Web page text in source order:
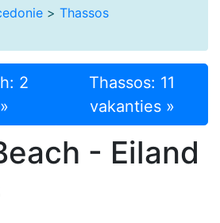
> Thassos
2
Thassos: 11
vakanties »
- Eiland